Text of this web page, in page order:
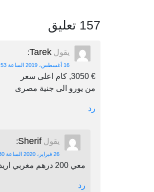
157 تعليق
يقول Tarek
:
16 أغسطس، 2019 الساعة 2:53 ص
€ 3050, كام اعلى سعر
من يورو الى جنية مصرى
رد
يقول Sherif
:
26 فبراير، 2020 الساعة 3:30 م
معي 200 درهم مغربي اريد تحويل الي جنية مصري اين يمكنني أن احول
رد